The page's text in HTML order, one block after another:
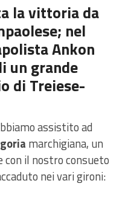
la vittoria da
nel
Ankon
un grande
di Treiese-
assistito ad
marchigiana, un
con il nostro consueto
nei vari gironi: